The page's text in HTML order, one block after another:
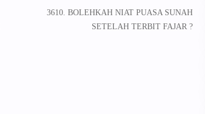
3610. BOLEHKAH NIAT PUASA SUNAH
SETELAH TERBIT FAJAR ?